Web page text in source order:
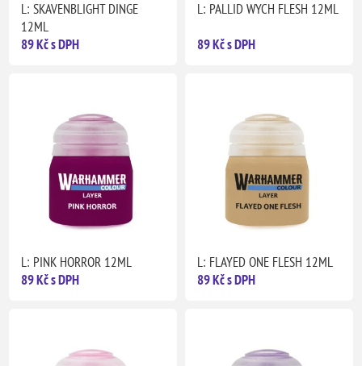
L: SKAVENBLIGHT DINGE
12ML
89 Kč s DPH
L: PALLID WYCH FLESH 12ML
89 Kč s DPH
L: PINK HORROR 12ML
89 Kč s DPH
L: FLAYED ONE FLESH 12ML
89 Kč s DPH